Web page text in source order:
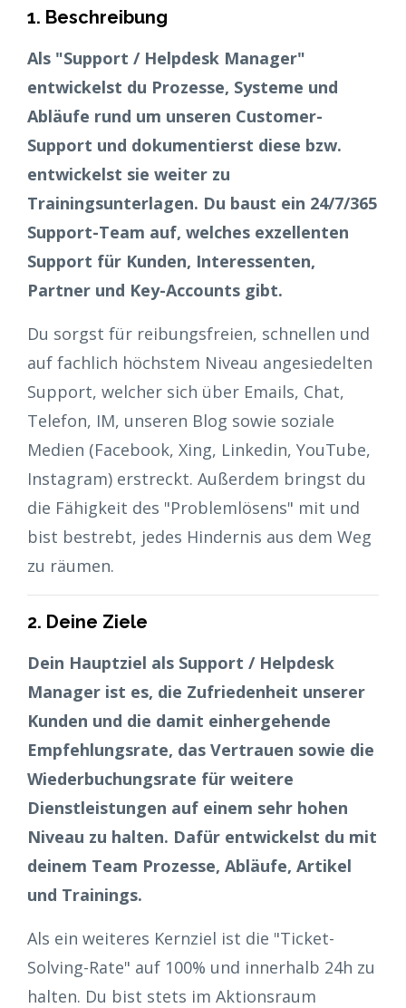
1. Beschreibung
Als "Support / Helpdesk Manager"
entwickelst du Prozesse, Systeme und
Abläufe rund um unseren Customer-
Support und dokumentierst diese bzw.
entwickelst sie weiter zu
Trainingsunterlagen. Du baust ein 24/7/365
Support-Team auf, welches exzellenten
Support für Kunden, Interessenten,
Partner und Key-Accounts gibt.
Du sorgst für reibungsfreien, schnellen und
auf fachlich höchstem Niveau angesiedelten
Support, welcher sich über Emails, Chat,
Telefon, IM, unseren Blog sowie soziale
Medien (Facebook, Xing, Linkedin, YouTube,
Instagram) erstreckt. Außerdem bringst du
die Fähigkeit des "Problemlösens" mit und
bist bestrebt, jedes Hindernis aus dem Weg
zu räumen.
2. Deine Ziele
Dein Hauptziel als Support / Helpdesk
Manager ist es, die Zufriedenheit unserer
Kunden und die damit einhergehende
Empfehlungsrate, das Vertrauen sowie die
Wiederbuchungsrate für weitere
Dienstleistungen auf einem sehr hohen
Niveau zu halten. Dafür entwickelst du mit
deinem Team Prozesse, Abläufe, Artikel
und Trainings.
Als ein weiteres Kernziel ist die "Ticket-
Solving-Rate" auf 100% und innerhalb 24h zu
halten. Du bist stets im Aktionsraum